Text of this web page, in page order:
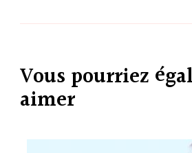
Vous pourriez
aimer